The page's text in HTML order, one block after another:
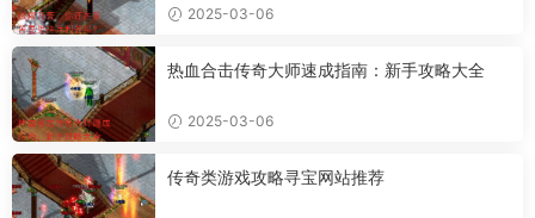
2025-03-06
热血合击传奇大师速成指南：新手攻略大全
2025-03-06
传奇类游戏攻略寻宝网站推荐